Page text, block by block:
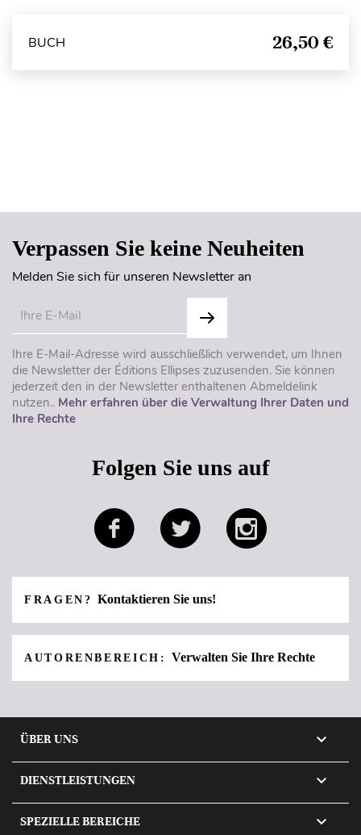
BUCH 26,50 €
Verpassen Sie keine Neuheiten
Melden Sie sich für unseren Newsletter an
Ihre E-Mail-Adresse wird ausschließlich verwendet, um Ihnen
die Newsletter der Éditions Ellipses zuzusenden. Sie können
jederzeit den in der Newsletter enthaltenen Abmeldelink
nutzen.. Mehr erfahren über die Verwaltung Ihrer Daten und
Ihre Rechte
Folgen Sie uns auf
FRAGEN?Kontaktieren Sie uns!
AUTORENBEREICH: Verwalten Sie Ihre Rechte
ÜBER UNS 
DIENSTLEISTUNGEN 
SPEZIELLE BEREICHE 